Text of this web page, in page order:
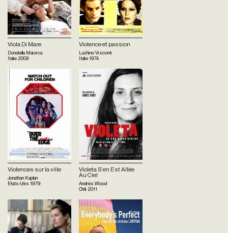
Viola Di Mare
Donatella Maiorca
Italie 2009
Violence et passion
Luchino Visconti
Italie1974
Violences sur la ville
Jonathan Kaplan
Etats-Unis 1979
Violeta S'en Est Allée
Au Ciel
Andrès Wood
Chili 2011